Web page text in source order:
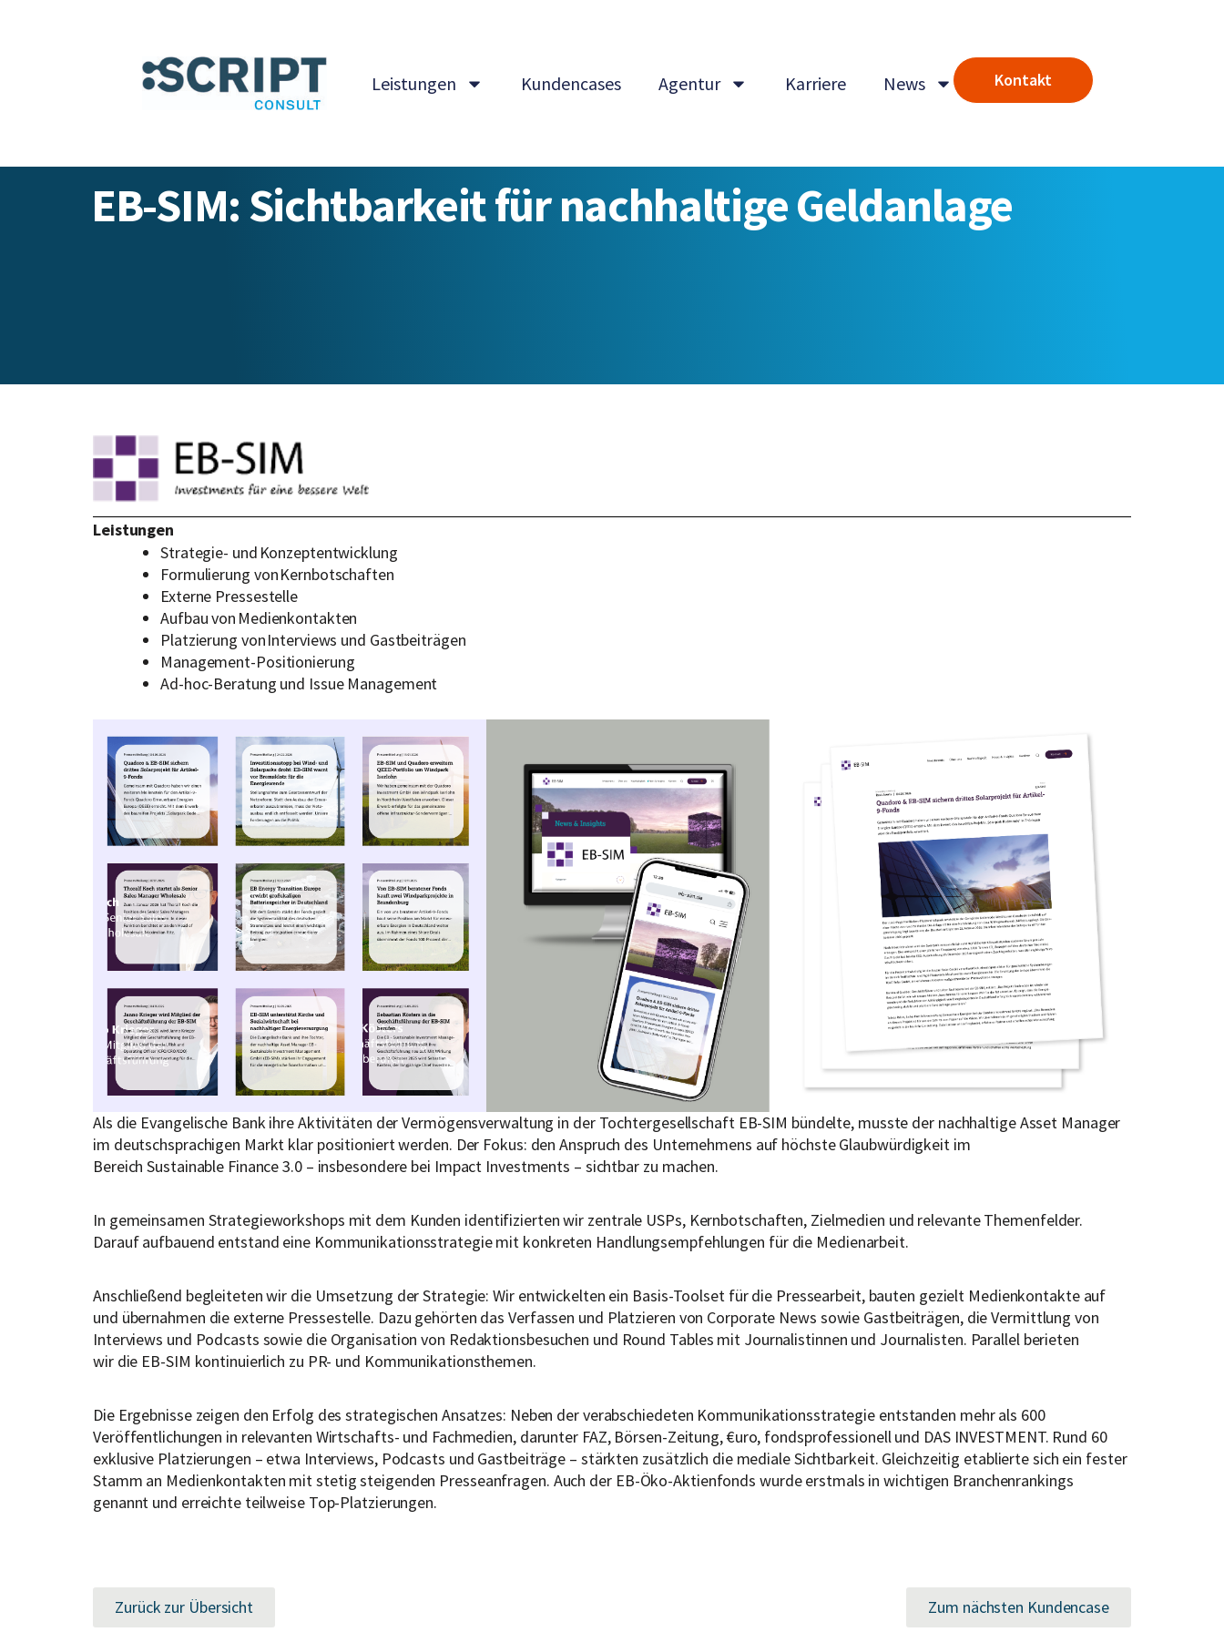
Kontakt
Leistungen Kundencases Agentur Karriere News
EB-SIM: Sichtbarkeit für nachhaltige Geldanlage
Leistungen
Strategie- und Konzeptentwicklung
Formulierung von Kernbotschaften
Externe Pressestelle
Aufbau von Medienkontakten
Platzierung von Interviews und Gastbeiträgen
Management-Positionierung
Ad-hoc-Beratung und Issue Management
Als die Evangelische Bank ihre Aktivitäten der Vermögensverwaltung in der Tochtergesellschaft EB-SIM bündelte, musste der nachhaltige Asset Manager
im deutschsprachigen Markt klar positioniert werden. Der Fokus: den Anspruch des Unternehmens auf höchste Glaubwürdigkeit im
Bereich Sustainable Finance 3.0 – insbesondere bei Impact Investments – sichtbar zu machen.
In gemeinsamen Strategieworkshops mit dem Kunden identifizierten wir zentrale USPs, Kernbotschaften, Zielmedien und relevante Themenfelder.
Darauf aufbauend entstand eine Kommunikationsstrategie mit konkreten Handlungsempfehlungen für die Medienarbeit.
Anschließend begleiteten wir die Umsetzung der Strategie: Wir entwickelten ein Basis-Toolset für die Pressearbeit, bauten gezielt Medienkontakte auf
und übernahmen die externe Pressestelle. Dazu gehörten das Verfassen und Platzieren von Corporate News sowie Gastbeiträgen, die Vermittlung von
Interviews und Podcasts sowie die Organisation von Redaktionsbesuchen und Round Tables mit Journalistinnen und Journalisten. Parallel berieten
wir die EB-SIM kontinuierlich zu PR- und Kommunikationsthemen.
Die Ergebnisse zeigen den Erfolg des strategischen Ansatzes: Neben der verabschiedeten Kommunikationsstrategie entstanden mehr als 600
Veröffentlichungen in relevanten Wirtschafts- und Fachmedien, darunter FAZ, Börsen-Zeitung, €uro, fondsprofessionell und DAS INVESTMENT. Rund 60
exklusive Platzierungen – etwa Interviews, Podcasts und Gastbeiträge – stärkten zusätzlich die mediale Sichtbarkeit. Gleichzeitig etablierte sich ein fester
Stamm an Medienkontakten mit stetig steigenden Presseanfragen. Auch der EB-Öko-Aktienfonds wurde erstmals in wichtigen Branchenrankings
genannt und erreichte teilweise Top-Platzierungen.
Zurück zur Übersicht Zum nächsten Kundencase